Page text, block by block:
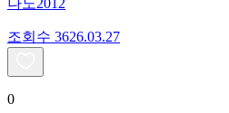
나노2012
조회수 3626.03.27
0